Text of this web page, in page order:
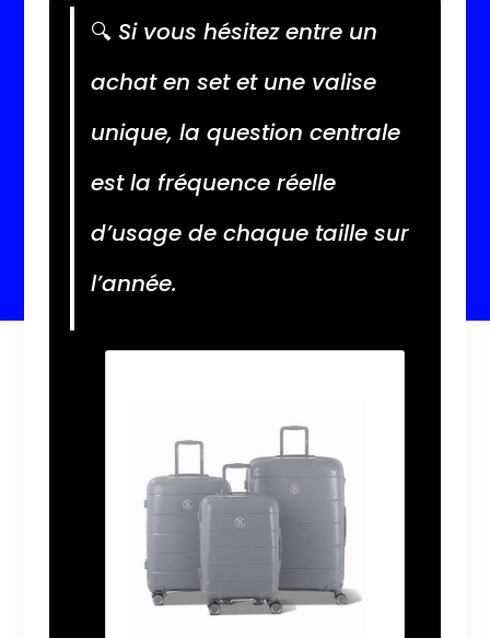
🔍 Si vous hésitez entre un
achat en set et une valise
unique, la question centrale
est la fréquence réelle
d’usage de chaque taille sur
l’année.